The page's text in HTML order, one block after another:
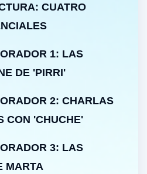
CUATRO
1: LAS
DE 'PIRRI'
2: CHARLAS
CON 'CHUCHE'
3: LAS
MARTA